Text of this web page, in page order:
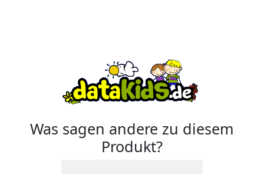
Was sagen andere zu diesem
Produkt?